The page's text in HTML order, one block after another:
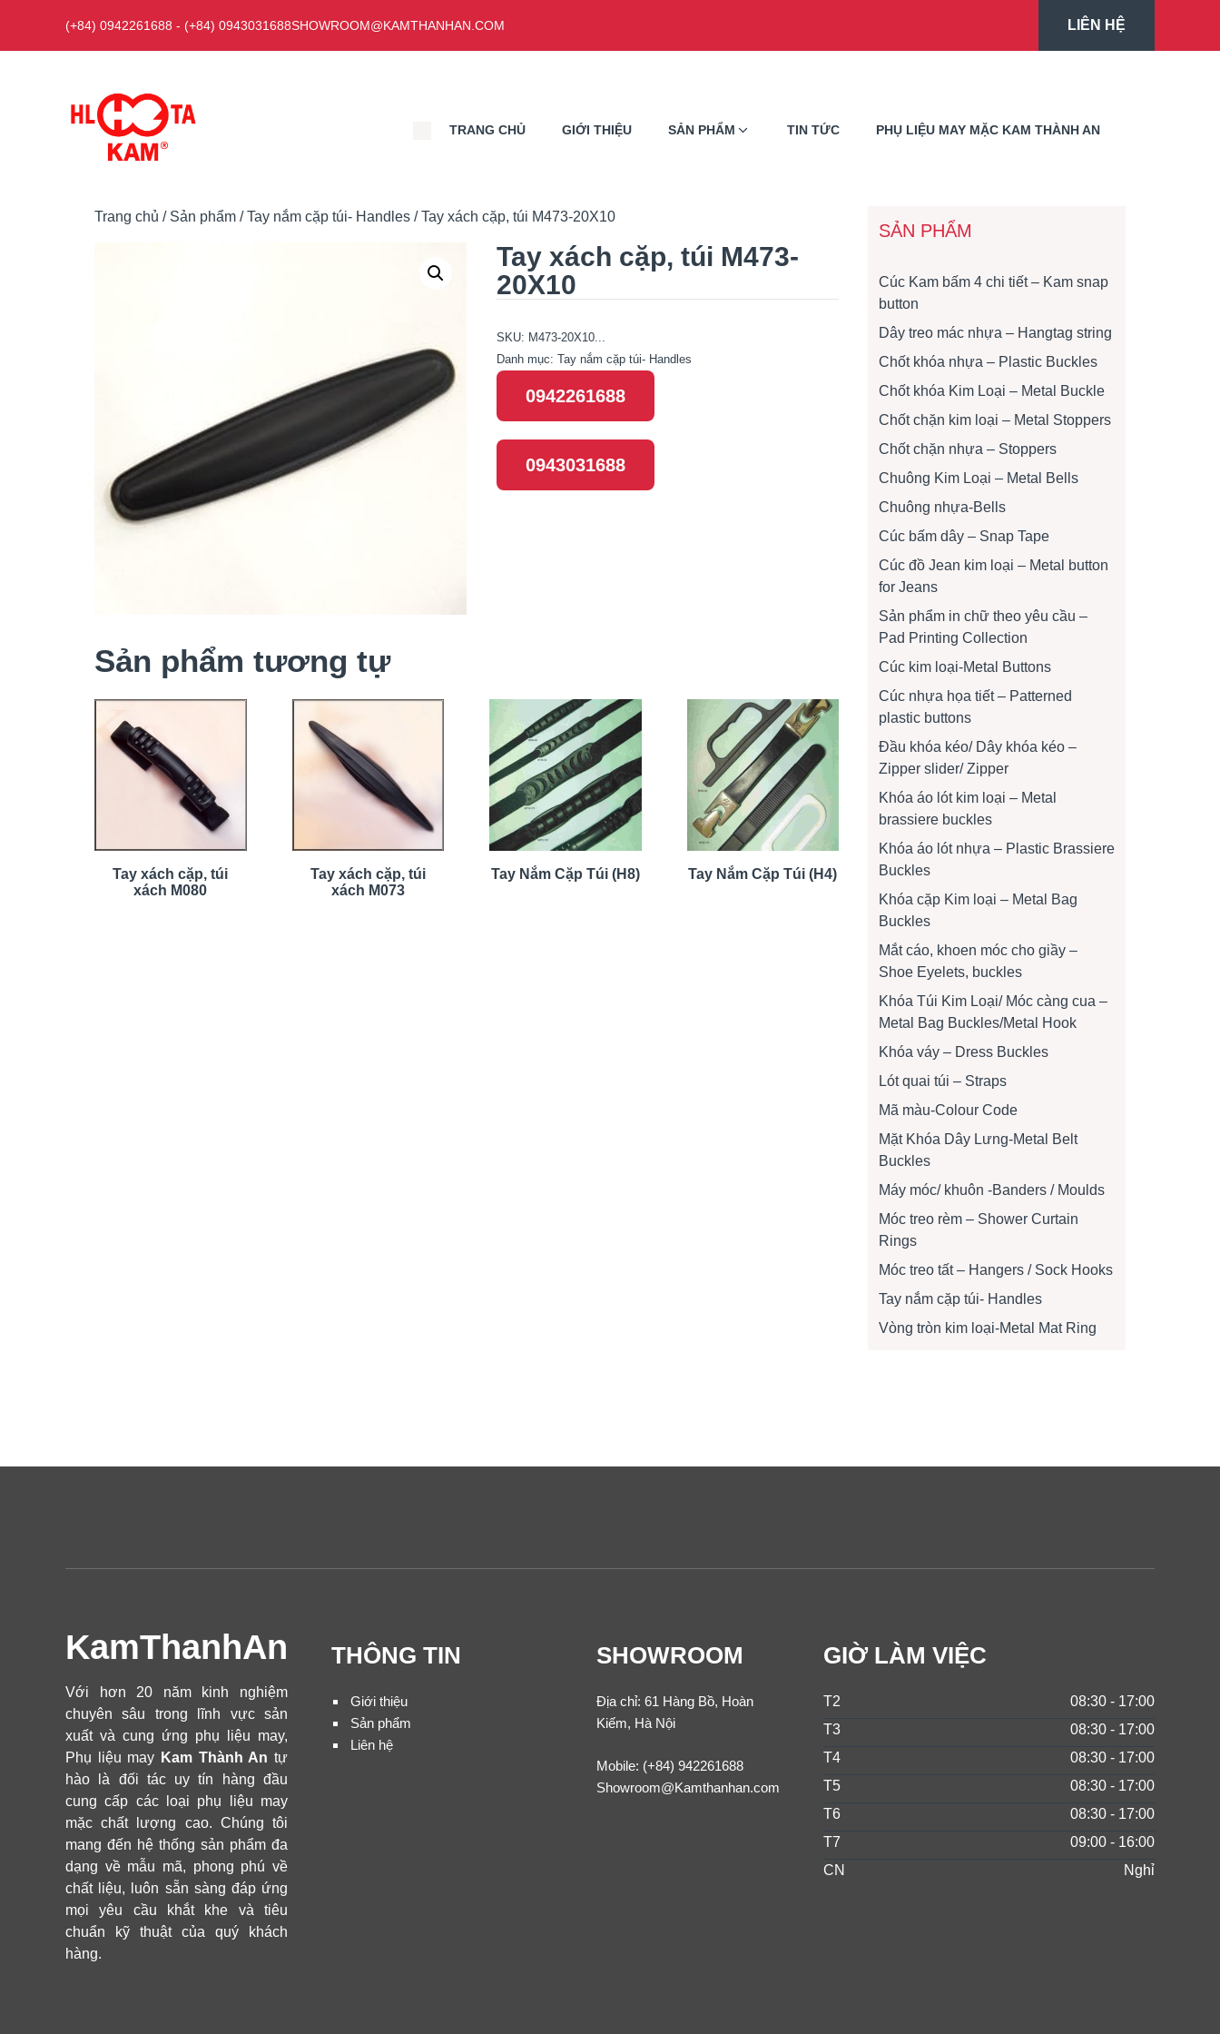
nội
(+84) 0942261688 - (+84) 0943031688SHOWROOM@KAMTHANHAN.COM LIÊN HỆ
TRANG CHỦ GIỚI THIỆU SẢN PHẨM TIN TỨC PHỤ LIỆU MAY MẶC KAM THÀNH AN
Trang chủ / Sản phẩm /Tay nắm cặp túi- Handles / Tay xách cặp, túi M473-20X10
Tay xách cặp, túi M473-
20X10
SKU: M473-20X10...
Danh mục: Tay nắm cặp túi- Handles
0942261688
0943031688
Sản phẩm tương tự
Tay xách cặp, túi
xách M080
Tay xách cặp, túi
xách M073
Tay Nắm Cặp Túi (H8) Tay Nắm Cặp Túi (H4)
SẢN PHẨM
Cúc Kam bấm 4 chi tiết – Kam snap
button
Dây treo mác nhựa – Hangtag string
Chốt khóa nhựa – Plastic Buckles
Chốt khóa Kim Loại – Metal Buckle
Chốt chặn kim loại – Metal Stoppers
Chốt chặn nhựa – Stoppers
Chuông Kim Loại – Metal Bells
Chuông nhựa-Bells
Cúc bấm dây – Snap Tape
Cúc đồ Jean kim loại – Metal button
for Jeans
Sản phẩm in chữ theo yêu cầu –
Pad Printing Collection
Cúc kim loại-Metal Buttons
Cúc nhựa họa tiết – Patterned
plastic buttons
Đầu khóa kéo/ Dây khóa kéo –
Zipper slider/ Zipper
Khóa áo lót kim loại – Metal
brassiere buckles
Khóa áo lót nhựa – Plastic Brassiere
Buckles
Khóa cặp Kim loại – Metal Bag
Buckles
Mắt cáo, khoen móc cho giầy –
Shoe Eyelets, buckles
Khóa Túi Kim Loại/ Móc càng cua –
Metal Bag Buckles/Metal Hook
Khóa váy – Dress Buckles
Lót quai túi – Straps
Mã màu-Colour Code
Mặt Khóa Dây Lưng-Metal Belt
Buckles
Máy móc/ khuôn -Banders / Moulds
Móc treo rèm – Shower Curtain
Rings
Móc treo tất – Hangers / Sock Hooks
Tay nắm cặp túi- Handles
Vòng tròn kim loại-Metal Mat Ring
KamThanhAn
Với hơn 20 năm kinh nghiệm
chuyên sâu trong lĩnh vực sản
xuất và cung ứng phụ liệu may,
Phụ liệu may Kam Thành An tự
hào là đối tác uy tín hàng đầu
cung cấp các loại phụ liệu may
mặc chất lượng cao. Chúng tôi
mang đến hệ thống sản phẩm đa
dạng về mẫu mã, phong phú về
chất liệu, luôn sẵn sàng đáp ứng
mọi yêu cầu khắt khe và tiêu
chuẩn kỹ thuật của quý khách
hàng.
THÔNG TIN
Giới thiệu
Sản phẩm
Liên hệ
SHOWROOM
Địa chỉ: 61 Hàng Bồ, Hoàn
Kiếm, Hà Nội
Mobile: (+84) 942261688
Showroom@Kamthanhan.com
GIỜ LÀM VIỆC
T2
08:30 - 17:00
T3
08:30 - 17:00
T4
08:30 - 17:00
T5
08:30 - 17:00
T6
08:30 - 17:00
T7
09:00 - 16:00
CN
Nghỉ